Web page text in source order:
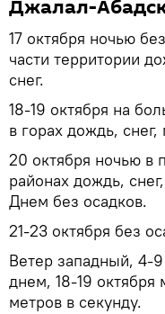
Джалал-
17 октября ночью
части территории
снег.
18-19 октября на
в горах дождь,
20 октября ночью в
районах дождь,
Днем без осадков.
21-23 октября без
Ветер западный, 4-9
днем, 18-19
метров в секунду.